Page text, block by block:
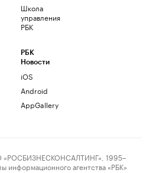
Школа
управления
РБК
РБК
Новости
iOS
Android
AppGallery
1995–
агентства «РБК»